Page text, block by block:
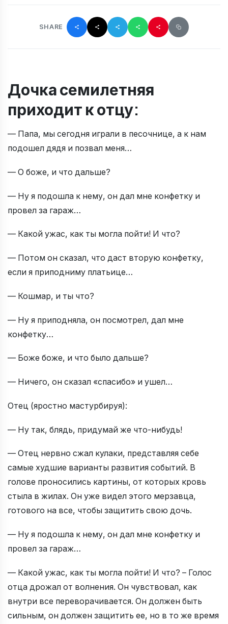
SHARE
Дочка семилетняя
приходит к отцу:
— Папа, мы сегодня играли в песочнице, а к нам
подошел дядя и позвал меня…
— О боже, и что дальше?
— Ну я подошла к нему, он дал мне конфетку и
провел за гараж…
— Какой ужас, как ты могла пойти! И что?
— Потом он сказал, что даст вторую конфетку,
если я приподниму платьице…
— Кошмар, и ты что?
— Ну я приподняла, он посмотрел, дал мне
конфетку…
— Боже боже, и что было дальше?
— Ничего, он сказал «спасибо» и ушел…
Отец (яростно мастурбируя):
— Ну так, блядь, придумай же что-нибудь!
— Отец нервно сжал кулаки, представляя себе
самые худшие варианты развития событий. В
голове проносились картины, от которых кровь
стыла в жилах. Он уже видел этого мерзавца,
готового на все, чтобы защитить свою дочь.
— Ну я подошла к нему, он дал мне конфетку и
провел за гараж…
— Какой ужас, как ты могла пойти! И что? – Голос
отца дрожал от волнения. Он чувствовал, как
внутри все переворачивается. Он должен быть
сильным, он должен защитить ее, но в то же время